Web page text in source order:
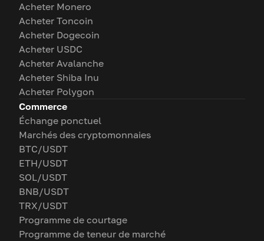
Acheter Monero
Acheter Toncoin
Acheter Dogecoin
Acheter USDC
Acheter Avalanche
Acheter Shiba Inu
Acheter Polygon
Commerce
Échange ponctuel
Marchés des cryptomonnaies
BTC/USDT
ETH/USDT
SOL/USDT
BNB/USDT
TRX/USDT
Programme de courtage
Programme de teneur de marché